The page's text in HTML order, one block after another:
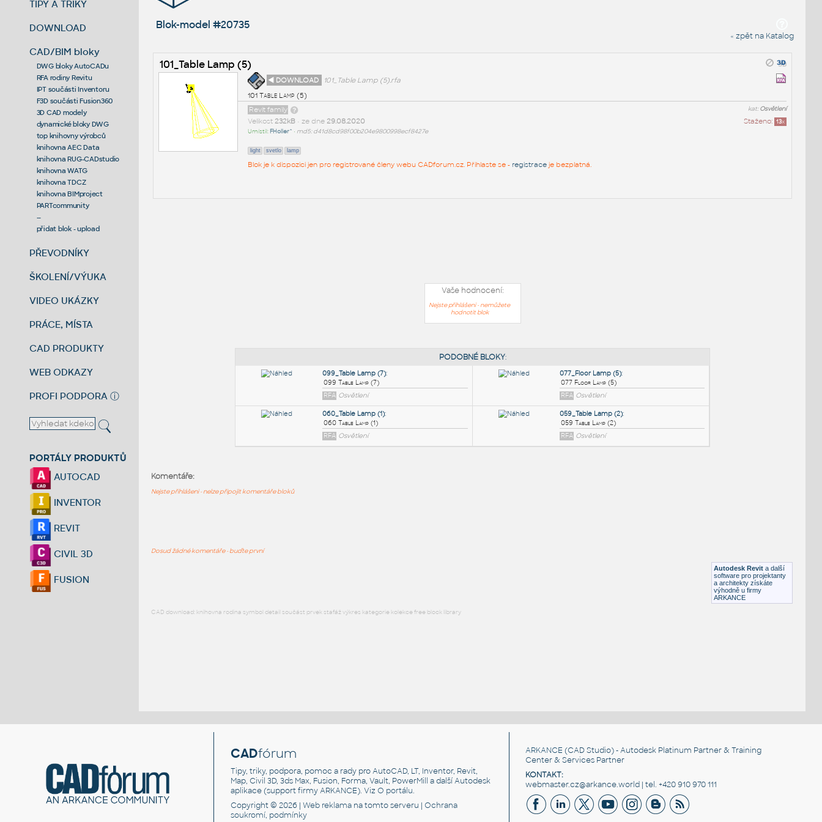
TIPY A TRIKY
DOWNLOAD
CAD/BIM bloky
DWG bloky AutoCADu
RFA rodiny Revitu
IPT součásti Inventoru
F3D součásti Fusion360
3D CAD modely
dynamické bloky DWG
top knihovny výrobců
knihovna AEC Data
knihovna RUG-CADstudio
knihovna WATG
knihovna TDCZ
knihovna BIMproject
PARTcommunity
--
přidat blok - upload
PŘEVODNÍKY
ŠKOLENÍ/VÝUKA
VIDEO UKÁZKY
PRÁCE, MÍSTA
CAD PRODUKTY
WEB ODKAZY
PROFI PODPORA ⓘ
PORTÁLY PRODUKTŮ
AUTOCAD
INVENTOR
REVIT
CIVIL 3D
FUSION
Blok-model #20735
« zpět na Katalog
101_Table Lamp (5)
◄ DOWNLOAD
101_Table Lamp (5).rfa
101 Table Lamp (5)
kat:Osvětlení
Revit family
Staženo: 13x
Velikost 232kB• ze dne 29.08.2020
Umístil: FHoller^ • md5: d41d8cd98f00b204e9800998ecf8427e
light svetlo lamp
Blok je k dispozici jen pro registrované členy webu CADforum.cz. Přihlaste se - registraceje bezplatná.
Vaše hodnocení:
Nejste přihlášeni - nemůžete
hodnotit blok
Osvětlení
Autodesk Revit a další
software pro projektanty
a architekty získáte
výhodně u firmy
ARKANCE
Komentáře:
Nejste přihlášeni - nelze připojit komentáře bloků
Dosud žádné komentáře - buďte první
CAD download: knihovna rodina symbol detail součást prvek stafáž výkres kategorie kolekce free block library
CADfórum
Tipy, triky, podpora, pomoc a rady pro AutoCAD, LT, Inventor, Revit,
Map, Civil 3D, 3ds Max, Fusion, Forma, Vault, PowerMill a další Autodesk
aplikace (support firmy ARKANCE). VizO portálu.
Copyright © 2026 |Web reklama na tomto serveru |Ochrana
soukromí, podmínky
ARKANCE (CAD Studio) - Autodesk Platinum Partner & Training
Center & Services Partner
KONTAKT:
webmaster.cz@arkance.world | tel. +420 910 970 111